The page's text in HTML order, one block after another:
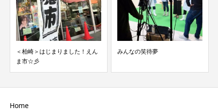
＜柏崎＞はじまりました！えん
ま市☆彡
みんなの笑待夢
Home